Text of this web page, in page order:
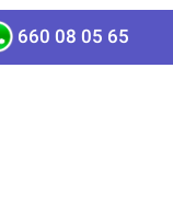
660 08 05 65